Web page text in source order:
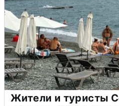
Жители и туристы